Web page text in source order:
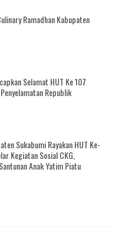
Ramadhan Kabupaten
Selamat HUT Ke 107
Republik
Sukabumi Rayakan HUT Ke-
Kegiatan Sosial CKG,
Anak Yatim Piatu